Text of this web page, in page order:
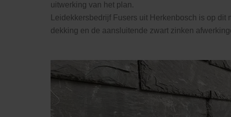
uitwerking van het plan.
Leidekkersbedrijf Fusers uit Herkenbosch is op
dekking en de aansluitende zwart zinken